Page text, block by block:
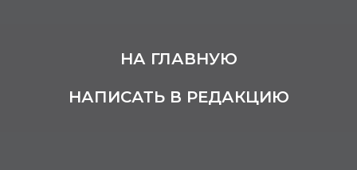
НА ГЛАВНУЮ
НАПИСАТЬ В РЕДАКЦИЮ